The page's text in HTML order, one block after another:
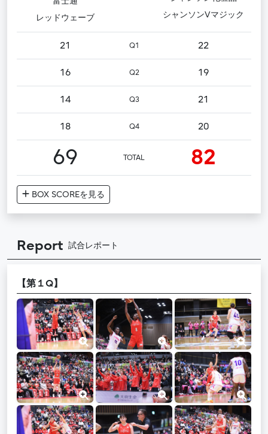
レッドウェーブ
シャンソンVマジック
21 Q1 22
16 Q2 19
14 Q3 21
18 Q4 20
69 TOTAL 82
BOX SCOREを見る
Report 試合レポート
【第１Q】